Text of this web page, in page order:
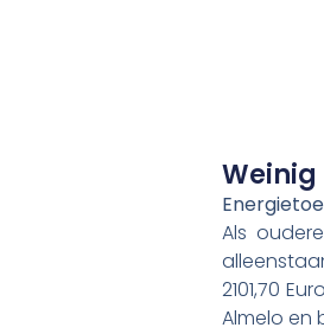
Als
2101,70
Almelo en